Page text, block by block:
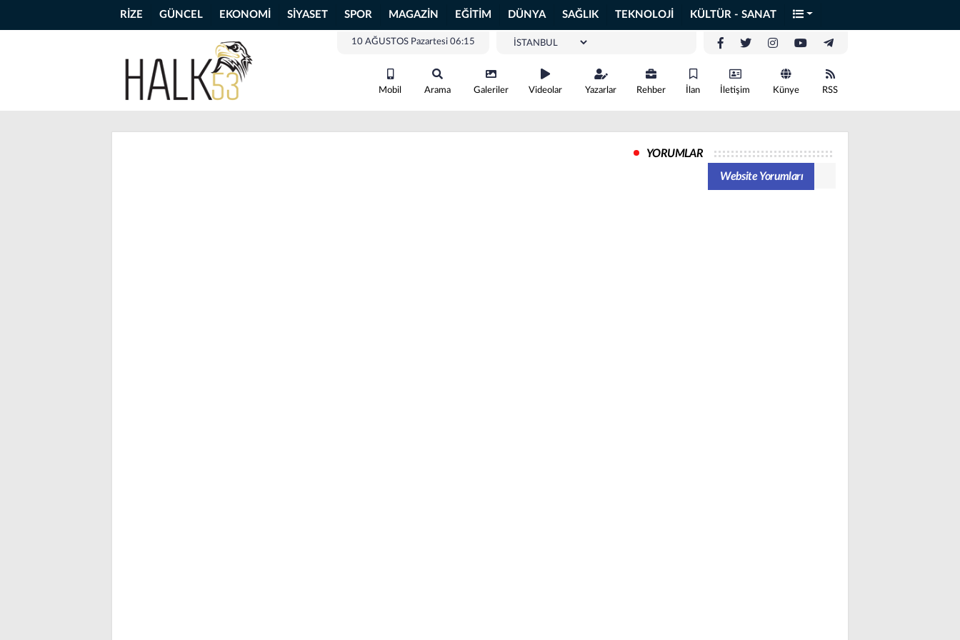
RİZE GÜNCEL EKONOMİ SİYASET SPOR MAGAZİN EĞİTİM DÜNYA SAĞLIK TEKNOLOJİ KÜLTÜR - SANAT
10 AĞUSTOS Pazartesi 06:15
Mobil Arama Galeriler Videolar Yazarlar Rehber İlan İletişim Künye RSS
YORUMLAR
Website Yorumları